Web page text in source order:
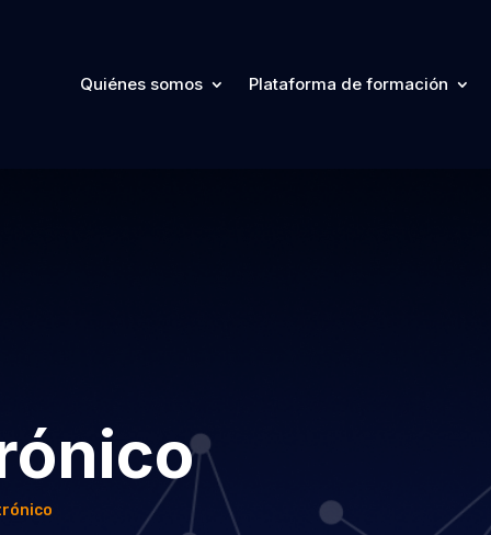
Quiénes somos Plataforma de formación